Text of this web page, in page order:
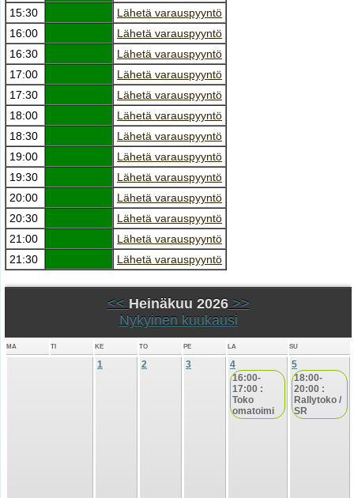
15:30
Lähetä varauspyyntö
16:00
Lähetä varauspyyntö
16:30
Lähetä varauspyyntö
17:00
Lähetä varauspyyntö
17:30
Lähetä varauspyyntö
18:00
Lähetä varauspyyntö
18:30
Lähetä varauspyyntö
19:00
Lähetä varauspyyntö
19:30
Lähetä varauspyyntö
20:00
Lähetä varauspyyntö
20:30
Lähetä varauspyyntö
21:00
Lähetä varauspyyntö
21:30
Lähetä varauspyyntö
<< Heinäkuu 2026>>
Nykyinen kuukausi
MA TI KE TO PE LA SU
1 2 3
4
16:00-
17:00 :
Toko
omatoimi
5
18:00-
20:00 :
Rallytoko /
SR